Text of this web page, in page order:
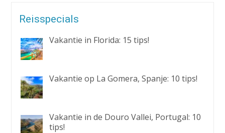
Reisspecials
Vakantie in Florida: 15 tips!
Vakantie op La Gomera, Spanje: 10 tips!
Vakantie in de Douro Vallei, Portugal: 10
tips!